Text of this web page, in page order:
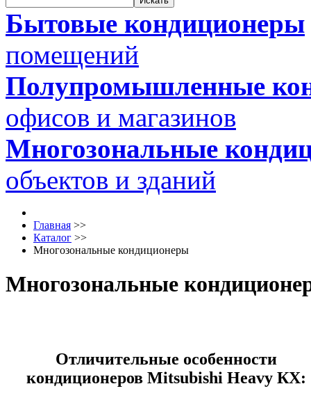
Бытовые кондиционеры
помещений
Полупромышленные
офисов и магазинов
Многозональные
объектов и зданий
Главная >>
Каталог >>
Многозональные кондиционеры
Многозональные
Отличительные особенности
кондиционеров Mitsubishi Heavy КХ: